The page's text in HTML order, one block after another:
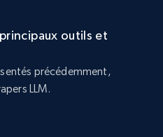
outils et
précédemment,
LLM.